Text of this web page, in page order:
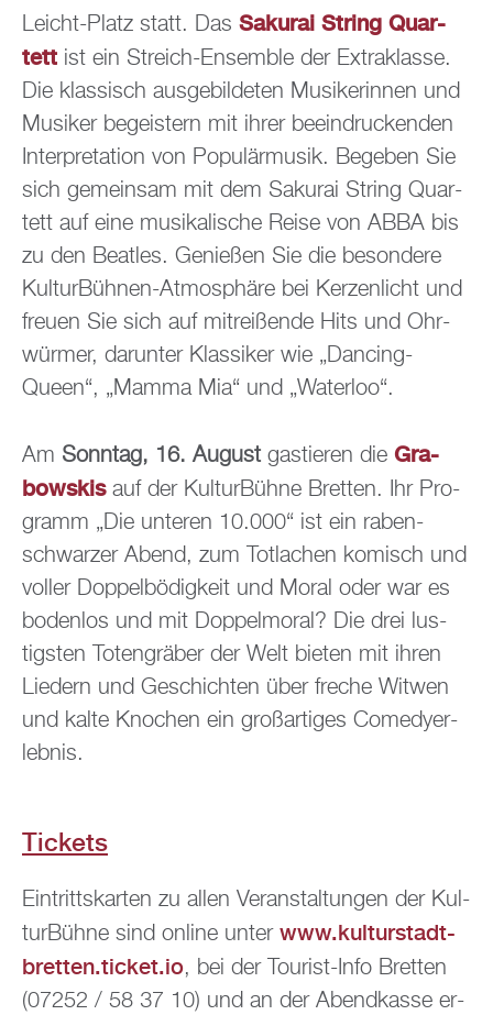
Leicht-Platz statt. Das Sa­ku­rai String Quar­
tett ist ein Streich-En­sem­ble der Ex­tra­klas­se.
Die klas­sisch aus­ge­bil­de­ten Mu­si­ke­rin­nen und
Mu­si­ker be­geis­tern mit ihrer be­ein­dru­cken­den
In­ter­pre­ta­ti­on von Po­pu­lär­mu­sik. Be­ge­ben Sie
sich ge­mein­sam mit dem Sa­ku­rai String Quar­
tett auf eine mu­si­ka­li­sche Reise von ABBA bis
zu den Beat­les. Ge­nie­ßen Sie die be­son­de­re
Kul­tur­Büh­nen-At­mo­sphä­re bei Ker­zen­licht und
freu­en Sie sich auf mit­rei­ßen­de Hits und Ohr­
wür­mer, dar­un­ter Klas­si­ker wie „Dan­cing­
Queen“, „Mamma Mia“ und „Wa­ter­loo“.
Am Sonn­tag, 16. Au­gust gas­tie­ren die Gra­
bow­skisauf der Kul­tur­Büh­ne Brett­en. Ihr Pro­
gramm „Die un­te­ren 10.000“ ist ein ra­ben­
schwar­zer Abend, zum Tot­la­chen ko­misch und
vol­ler Dop­pel­bö­dig­keit und Moral oder war es
bo­den­los und mit Dop­pel­mo­ral? Die drei lus­
tigs­ten To­ten­grä­ber der Welt bie­ten mit ihren
Lie­dern und Ge­schich­ten über fre­che Wit­wen
und kalte Kno­chen ein gro­ß­ar­ti­ges Co­me­dy­er­
leb­nis.
Ti­ckets
Ein­tritts­kar­ten zu allen Ver­an­stal­tun­gen der Kul­
tur­Büh­ne sind on­line unter www.​kulturstadt-​
bretten.​ticket.​io, bei der Tou­rist-Info Brett­en
(07252 / 58 37 10) und an der Abend­kas­se er­